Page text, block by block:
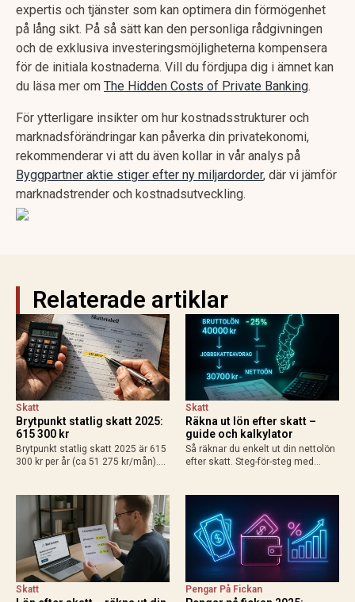
expertis och tjänster som kan optimera din förmögenhet
på lång sikt. På så sätt kan den personliga rådgivningen
och de exklusiva investeringsmöjligheterna kompensera
för de initiala kostnaderna. Vill du fördjupa dig i ämnet kan
du läsa mer om The Hidden Costs of Private Banking.
För ytterligare insikter om hur kostnadsstrukturer och
marknadsförändringar kan påverka din privatekonomi,
rekommenderar vi att du även kollar in vår analys på
Byggpartner aktie stiger efter ny miljardorder, där vi jämför
marknadstrender och kostnadsutveckling.
Relaterade artiklar
Brytpunkt statlig skatt 2025:
615 300 kr
Skatt
Brytpunkt statlig skatt 2025 är 615
300 kr per år (ca 51 275 kr/mån).
löntagare och pensionärer. Så
påverkas din plånbok!
Räkna ut lön efter skatt –
guide och kalkylator
Skatt
Så räknar du enkelt ut din nettolön
efter skatt. Steg-för-steg med
resultat 2025.
Skatt Pengar På Fickan